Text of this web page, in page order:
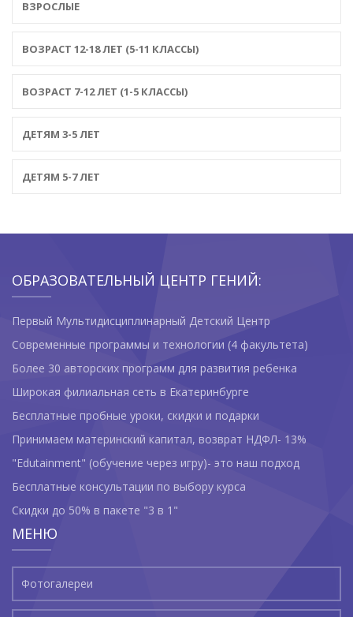
ВЗРОСЛЫЕ
ВОЗРАСТ 12-18 ЛЕТ (5-11 КЛАССЫ)
ВОЗРАСТ 7-12 ЛЕТ (1-5 КЛАССЫ)
ДЕТЯМ 3-5 ЛЕТ
ДЕТЯМ 5-7 ЛЕТ
ОБРАЗОВАТЕЛЬНЫЙ ЦЕНТР ГЕНИЙ:
Первый Мультидисциплинарный Детский Центр
Современные программы и технологии (4 факультета)
Более 30 авторских программ для развития ребенка
Широкая филиальная сеть в Екатеринбурге
Бесплатные пробные уроки, скидки и подарки
Принимаем материнский капитал, возврат НДФЛ- 13%
"Edutainment" (обучение через игру)- это наш подход
Бесплатные консультации по выбору курса
Скидки до 50% в пакете "3 в 1"
МЕНЮ
Фотогалереи